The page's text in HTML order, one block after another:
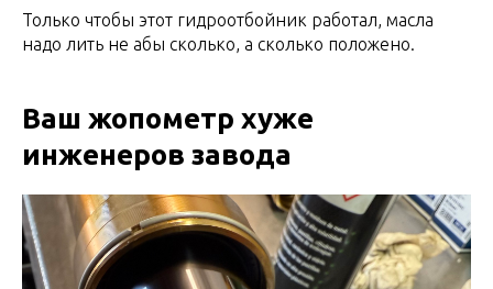
Только чтобы этот гидроотбойник работал, масла
надо лить не абы сколько, а сколько положено.
Ваш жопометр хуже
инженеров завода